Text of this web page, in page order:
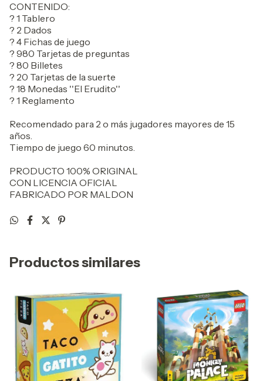
CONTENIDO:
? 1 Tablero
? 2 Dados
? 4 Fichas de juego
? 980 Tarjetas de preguntas
? 80 Billetes
? 20 Tarjetas de la suerte
? 18 Monedas ''El Erudito''
? 1 Reglamento
Recomendado para 2 o más jugadores mayores de 15
años.
Tiempo de juego 60 minutos.
PRODUCTO 100% ORIGINAL
CON LICENCIA OFICIAL
FABRICADO POR MALDON
Productos similares